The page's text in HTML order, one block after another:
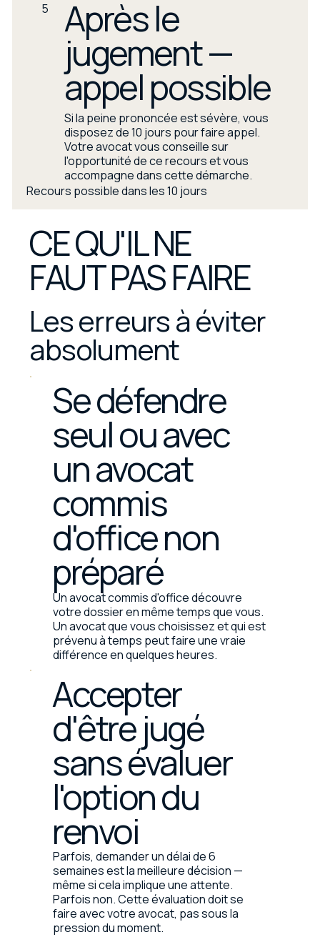
5
Après le
jugement —
appel possible
Si la peine prononcée est sévère, vous
disposez de 10 jours pour faire appel.
Votre avocat vous conseille sur
l'opportunité de ce recours et vous
accompagne dans cette démarche.
Recours possible dans les 10 jours
CE QU'IL NE
FAUT PAS FAIRE
Les erreurs à éviter
absolument
Se défendre
seul ou avec
un avocat
commis
d'office non
préparé
Un avocat commis d'office découvre
votre dossier en même temps que vous.
Un avocat que vous choisissez et qui est
prévenu à temps peut faire une vraie
différence en quelques heures.
Accepter
d'être jugé
sans évaluer
l'option du
renvoi
Parfois, demander un délai de 6
semaines est la meilleure décision —
même si cela implique une attente.
Parfois non. Cette évaluation doit se
faire avec votre avocat, pas sous la
pression du moment.